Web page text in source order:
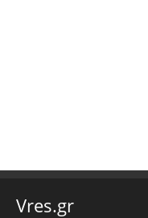
Vres.gr